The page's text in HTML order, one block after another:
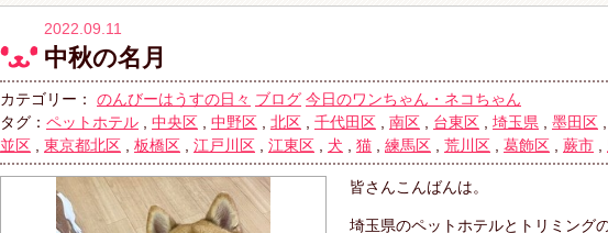
2022.09.11
中秋の名月
カテゴリー： のんびーはうすの日々 ブログ 今日のワンちゃん・ネコちゃん
タグ： ペットホテル 中央区 中野区 北区 千代田区 南区 台東区 埼玉県 墨田区
並区
東京都北区 板橋区 江戸川区 江東区 犬 猫 練馬区 荒川区 葛飾区 蕨市
皆さんこんばんは。
埼玉県のペットホテルとトリミング